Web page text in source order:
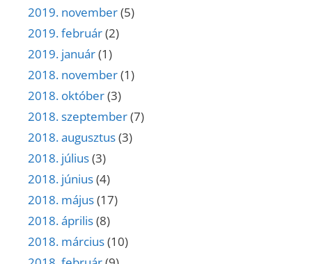
2019. november(5)
2019. február(2)
2019. január(1)
2018. november(1)
2018. október(3)
2018. szeptember(7)
2018. augusztus(3)
2018. július(3)
2018. június(4)
2018. május(17)
2018. április(8)
2018. március(10)